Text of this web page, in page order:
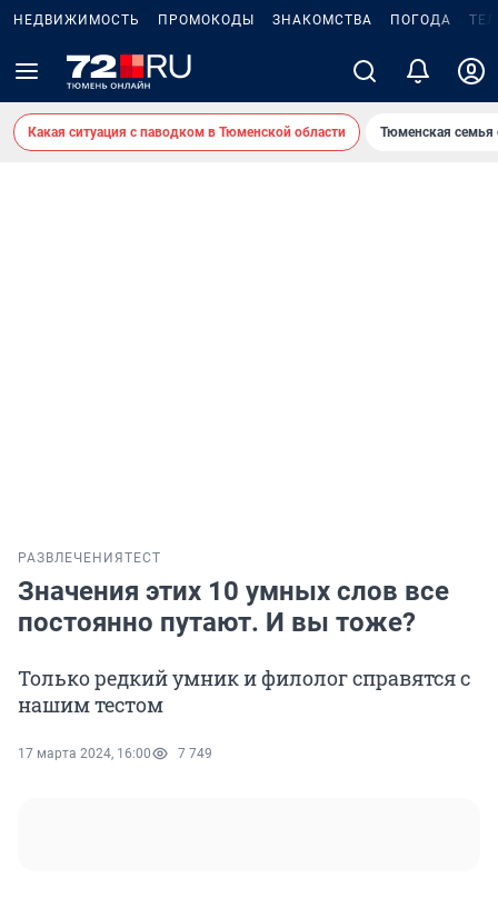
НЕДВИЖИМОСТЬ ПРОМОКОДЫ ЗНАКОМСТВА ПОГОДА
Какая ситуация с паводком в Тюменской области Тюменская семья
РАЗВЛЕЧЕНИЯ ТЕСТ
Значения этих 10 умных слов все
постоянно путают. И вы тоже?
Только редкий умник и филолог справятся с
нашим тестом
17 марта 2024, 16:00 7 749